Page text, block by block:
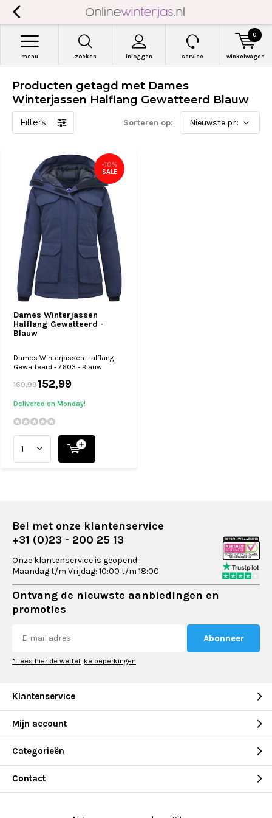
zoeken inloggen
menu service winkelwagen
0
Producten getagd met Dames
Winterjassen Halflang Gewatteerd Blauw
Filters Sorteren op:
Dames Winterjassen
Halflang Gewatteerd -
Blauw
-10%
SALE
Dames Winterjassen Halflang
Gewatteerd - 7603 - Blauw
169,99152,99
Delivered on Monday!
Bel met onze klantenservice
+31 (0)23 - 200 25 13
Onze klantenservice is geopend:
Maandag t/m Vrijdag: 10:00 t/m 18:00
Ontvang de nieuwste aanbiedingen en
promoties
Abonneer
* Lees hier de wettelijke beperkingen
Klantenservice
Mijn account
Categorieën
Contact